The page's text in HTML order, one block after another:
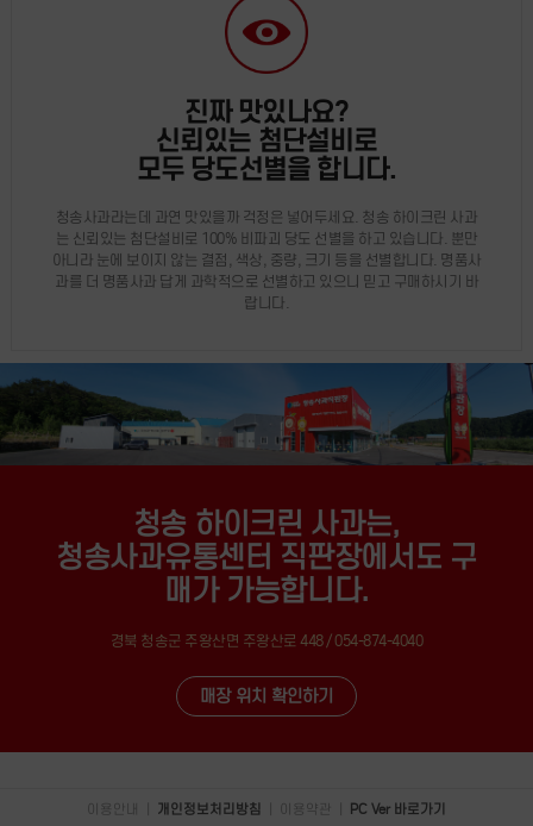
진짜 맛있나요?
신뢰있는 첨단설비로
모두 당도선별을 합니다.
청송사과라는데 과연 맛있을까 걱정은 넣어두세요. 청송 하이크린 사과
는 신뢰있는 첨단설비로 100% 비파괴 당도 선별을 하고 있습니다. 뿐만
아니라 눈에 보이지 않는 결점, 색상, 중량, 크기 등을 선별합니다. 명품사
과를 더 명품사과 답게 과학적으로 선별하고 있으니 믿고 구매하시기 바
랍니다.
청송 하이크린 사과는,
청송사과유통센터 직판장에서도 구
매가 가능합니다.
경북 청송군 주왕산면 주왕산로 448 / 054-874-4040
매장 위치 확인하기
이용안내 개인정보처리방침 이용약관 PC Ver 바로가기